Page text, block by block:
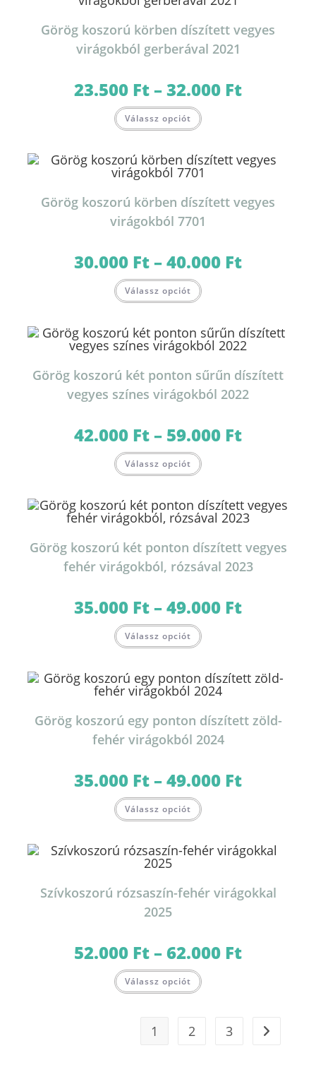
változatok
termékoldalon
választhatók
ki
Görög koszorú körben díszített vegyes
virágokból gerberával 2021
23.500 Ft–32.000 Ft23.500 Ft
Válassz opciót a
van.
A
változatok
termékoldalon
választhatók
ki
Görög koszorú körben díszített vegyes
virágokból 7701
30.000 Ft–40.000 Ft30.000 Ft
Válassz opciót a
van.
A
változatok
termékoldalon
választhatók
ki
Görög koszorú két ponton sűrűn díszített
vegyes színes virágokból 2022
42.000 Ft– 59.000 Ft42.000 Ft
Válassz opciót a
van.
A
változatok
termékoldalon
választhatók
ki
Görög koszorú két ponton díszített vegyes
fehér virágokból, rózsával 2023
35.000 Ft–49.000 Ft35.000 Ft
Válassz opciót a
van.
A
változatok
termékoldalon
választhatók
ki
Görög koszorú egy ponton díszített zöld-
fehér virágokból 2024
35.000 Ft–49.000 Ft35.000 Ft
Válassz opciót a
van.
termékoldalon
választhatók
Szívkoszorú rózsaszín-fehér virágokkal
2025
52.000 Ft–62.000 Ft52.000 Ft
Válassz opciót a
1 2 3